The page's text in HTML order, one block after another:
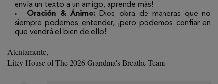
envía un texto a un amigo, aprende más!
Oración & Ánimo: Dios obra de maneras que no
siempre podemos entender, ¡pero podemos confiar en
que vendrá el bien de ello!
Atentamente,
Litzy House of The 2026 Grandma's Breathe Team